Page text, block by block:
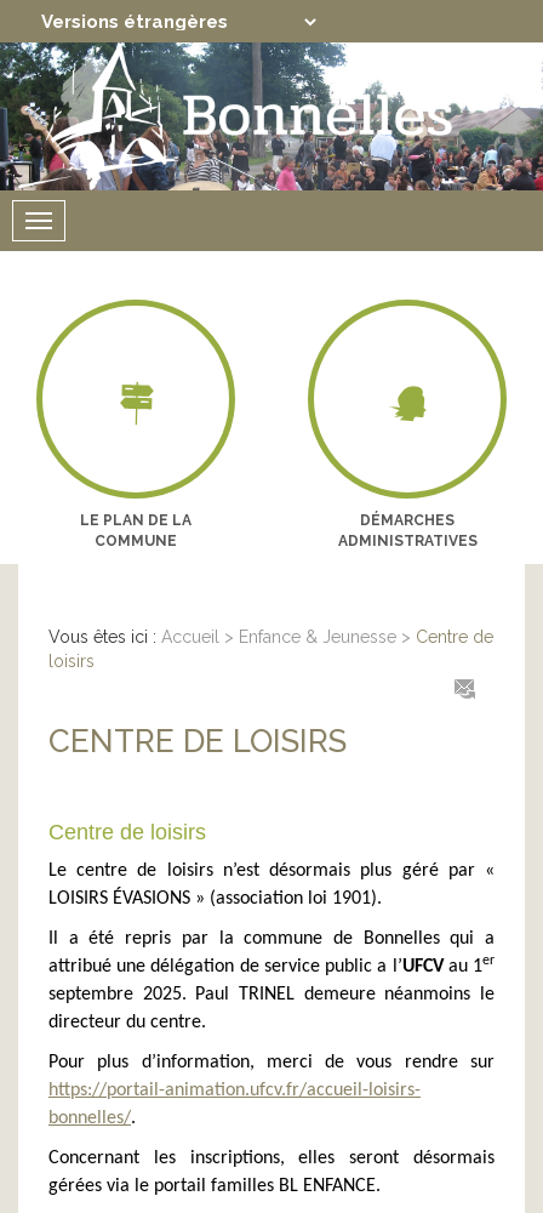
Powered by Translate
Menu
LE PLAN DE LA
COMMUNE
DÉMARCHES
ADMINISTRATIVES
Vous êtes ici : Accueil > Enfance & Jeunesse > Centre de
loisirs
CENTRE DE LOISIRS
Centre de loisirs
Le centre de loisirs n’est désormais plus géré par «
LOISIRS ÉVASIONS » (association loi 1901).
Il a été repris par la commune de Bonnelles qui a
attribué une délégation de service public a l’UFCVau 1er
septembre 2025. Paul TRINEL demeure néanmoins le
directeur du centre.
Pour plus d’information, merci de vous rendre sur
https://portail-animation.ufcv.fr/accueil-loisirs-
bonnelles/.
Concernant les inscriptions, elles seront désormais
gérées via le portail familles BL ENFANCE.